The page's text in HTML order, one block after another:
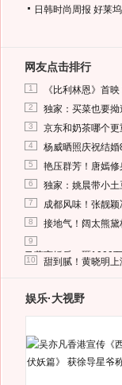
日韩时尚周报 好莱
网友点击排行
1 《比利林恩》首
2 独家：买菜也要
3 京东和奶茶哪个更
4 杨威晒照庆祝结
5 艳压群芳！唐嫣
6 独家：姚晨带小
7 成都风味！张靓
8 接地气！阔太熊
9
马蓉离婚后，砸1000
10 甜到腻！黄晓明
娱乐·大视野